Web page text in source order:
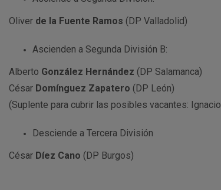
Oliver de la Fuente Ramos (DP Valladolid)
Ascienden a Segunda División B:
Alberto González Hernández (DP Salamanca)
César Domínguez Zapatero (DP León)
(Suplente para cubrir las posibles vacantes: Ignacio
Desciende a Tercera División
César Díez Cano (DP Burgos)